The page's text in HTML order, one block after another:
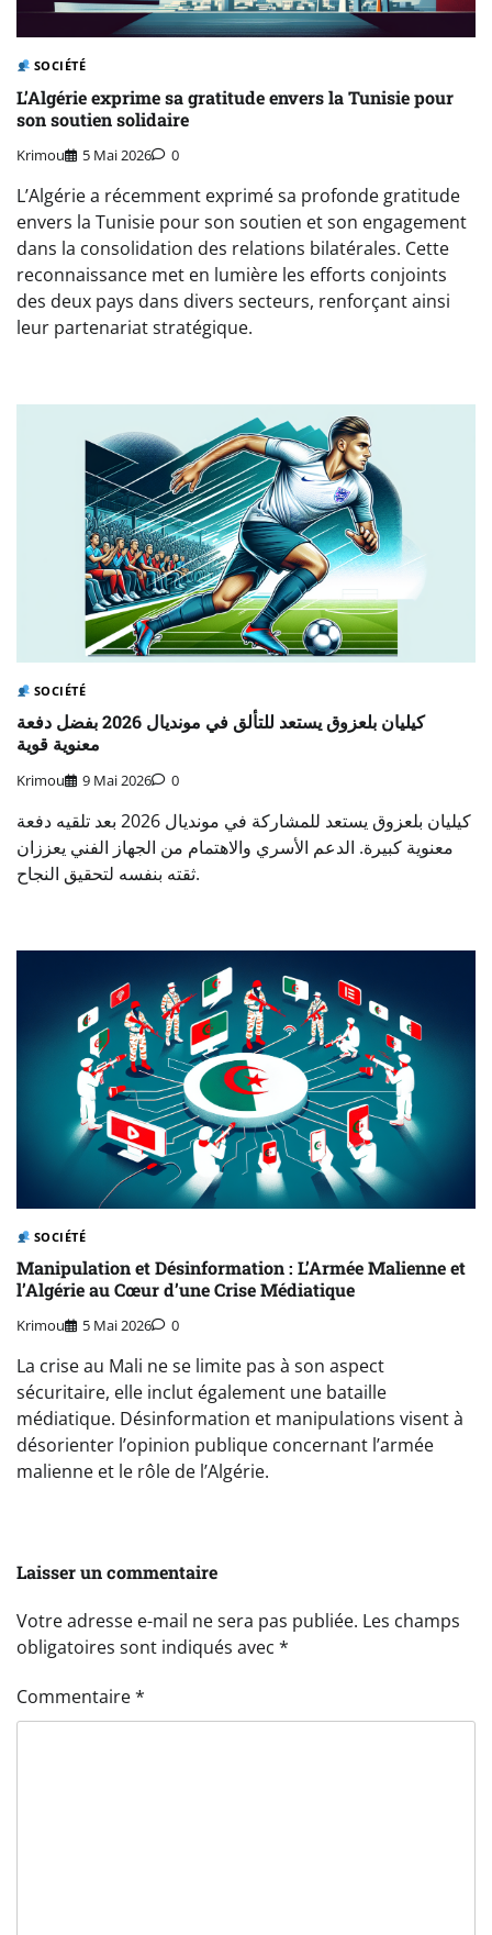
SOCIÉTÉ
L’Algérie exprime sa gratitude envers la Tunisie pour
son soutien solidaire
Krimou 5 Mai 2026 0
L’Algérie a récemment exprimé sa profonde gratitude
envers la Tunisie pour son soutien et son engagement
dans la consolidation des relations bilatérales. Cette
reconnaissance met en lumière les efforts conjoints
des deux pays dans divers secteurs, renforçant ainsi
leur partenariat stratégique.
SOCIÉTÉ
كيليان بلعزوق يستعد للتألق في مونديال 2026 بفضل دفعة
معنوية قوية
Krimou 9 Mai 2026 0
كيليان بلعزوق يستعد للمشاركة في مونديال 2026 بعد تلقيه دفعة
معنوية كبيرة. الدعم الأسري والاهتمام من الجهاز الفني يعززان
ثقته بنفسه لتحقيق النجاح.
SOCIÉTÉ
Manipulation et Désinformation : L’Armée Malienne et
l’Algérie au Cœur d’une Crise Médiatique
Krimou 5 Mai 2026 0
La crise au Mali ne se limite pas à son aspect
sécuritaire, elle inclut également une bataille
médiatique. Désinformation et manipulations visent à
désorienter l’opinion publique concernant l’armée
malienne et le rôle de l’Algérie.
Laisser un commentaire
Votre adresse e-mail ne sera pas publiée. Les champs
obligatoires sont indiqués avec *
Commentaire*